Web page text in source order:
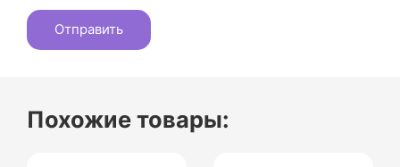
Похожие товары: